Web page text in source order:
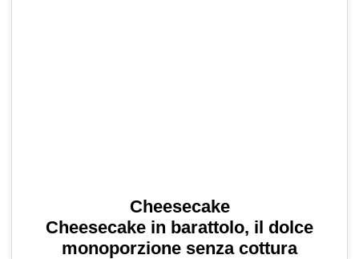
Cheesecake
Cheesecake in barattolo, il dolce
monoporzione senza cottura